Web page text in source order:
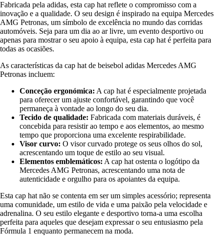
Fabricada pela adidas, esta cap hat reflete o compromisso com a
inovação e a qualidade. O seu design é inspirado na equipa Mercedes
AMG Petronas, um símbolo de excelência no mundo das corridas
automóveis. Seja para um dia ao ar livre, um evento desportivo ou
apenas para mostrar o seu apoio à equipa, esta cap hat é perfeita para
todas as ocasiões.
As características da cap hat de beisebol adidas Mercedes AMG
Petronas incluem:
Conceção ergonómica: A cap hat é especialmente projetada
para oferecer um ajuste confortável, garantindo que você
permaneça à vontade ao longo do seu dia.
Tecido de qualidade: Fabricada com materiais duráveis, é
concebida para resistir ao tempo e aos elementos, ao mesmo
tempo que proporciona uma excelente respirabilidade.
Visor curvo: O visor curvado protege os seus olhos do sol,
acrescentando um toque de estilo ao seu visual.
Elementos emblemáticos: A cap hat ostenta o logótipo da
Mercedes AMG Petronas, acrescentando uma nota de
autenticidade e orgulho para os apoiantes da equipa.
Esta cap hat não se contenta em ser um simples acessório; representa
uma comunidade, um estilo de vida e uma paixão pela velocidade e
adrenalina. O seu estilo elegante e desportivo torna-a uma escolha
perfeita para aqueles que desejam expressar o seu entusiasmo pela
Fórmula 1 enquanto permanecem na moda.